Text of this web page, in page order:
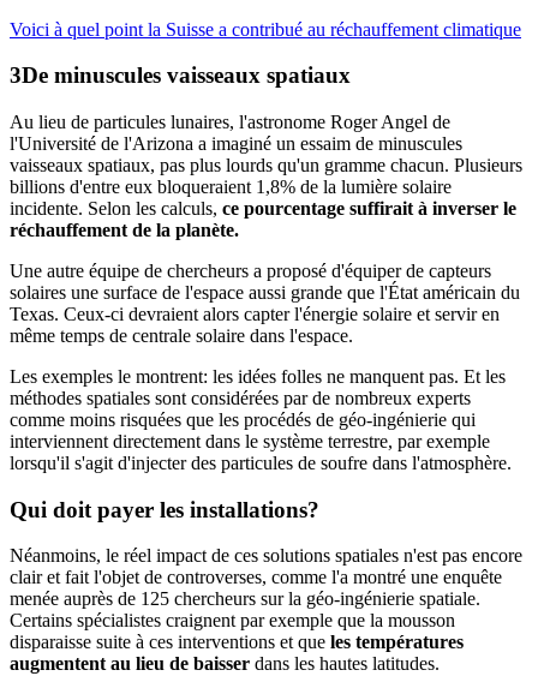
Voici à quel point la Suisse a contribué au réchauffement climatique
De minuscules vaisseaux spatiaux
Au lieu de particules lunaires, l'astronome Roger Angel de
l'Université de l'Arizona a imaginé un essaim de minuscules
vaisseaux spatiaux, pas plus lourds qu'un gramme chacun. Plusieurs
billions d'entre eux bloqueraient 1,8% de la lumière solaire
incidente. Selon les calculs, ce pourcentage suffirait à inverser le
réchauffement de la planète.
Une autre équipe de chercheurs a proposé d'équiper de capteurs
solaires une surface de l'espace aussi grande que l'État américain du
Texas. Ceux-ci devraient alors capter l'énergie solaire et servir en
même temps de centrale solaire dans l'espace.
Les exemples le montrent: les idées folles ne manquent pas. Et les
méthodes spatiales sont considérées par de nombreux experts
comme moins risquées que les procédés de géo-ingénierie qui
interviennent directement dans le système terrestre, par exemple
lorsqu'il s'agit d'injecter des particules de soufre dans l'atmosphère.
Qui doit payer les installations?
Néanmoins, le réel impact de ces solutions spatiales n'est pas encore
clair et fait l'objet de controverses, comme l'a montré une enquête
menée auprès de 125 chercheurs sur la géo-ingénierie spatiale.
Certains spécialistes craignent par exemple que la mousson
disparaisse suite à ces interventions et que les températures
augmentent au lieu de baisser dans les hautes latitudes.